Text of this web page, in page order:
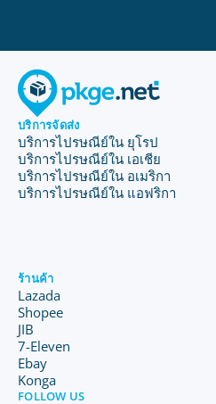
บริการจัดส่ง
บริการไปรษณีย์ใน ยุโรป
บริการไปรษณีย์ใน เอเชีย
บริการไปรษณีย์ใน อเมริกา
บริการไปรษณีย์ใน แอฟริกา
ร้านค้า
Lazada
Shopee
JIB
7-Eleven
Ebay
Konga
FOLLOW US